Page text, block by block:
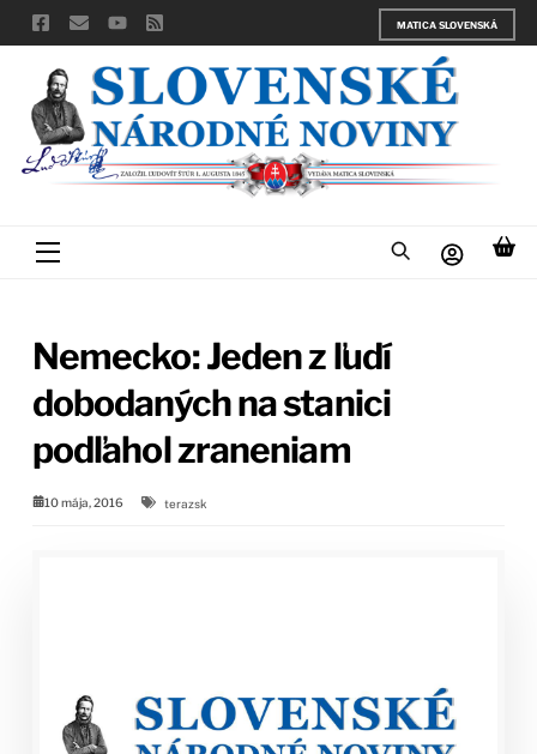
Skip
to
content
MATICA SLOVENSKÁ
Menu
Nemecko: Jeden z ľudí
dobodaných na stanici
podľahol zraneniam
10 mája, 2016 terazsk